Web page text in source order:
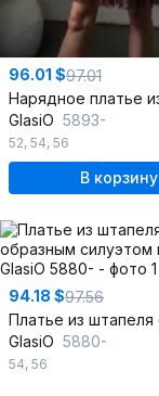
96.01 $97.01
GlasiO 5893-
52, 54, 56
В корзину
94.18 $97.56
GlasiO 5880-
54, 56